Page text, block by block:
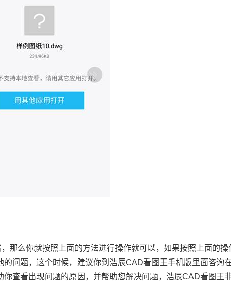
那么你就按照上面的方法进行操作就可以，如果按照上面的操
问题，这个时候，建议你到浩辰CAD看图王手机版里面咨询
查看出现问题的原因，并帮助您解决问题，浩辰CAD看图王